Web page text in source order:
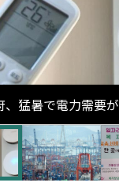
、猛暑で電力需要
可能性に需給対応